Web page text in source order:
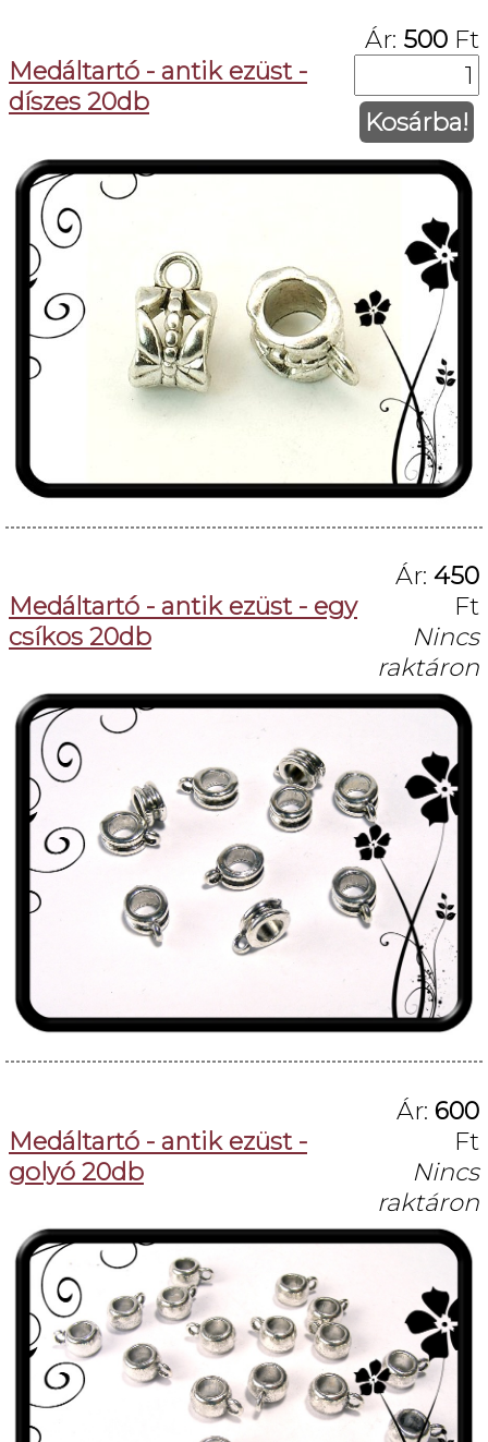
Medáltartó - antik ezüst -
díszes 20db
Ár: 500 Ft
Kosárba!
Medáltartó - antik ezüst - egy
csíkos 20db
Ár: 450
Ft
Nincs
raktáron
Medáltartó - antik ezüst -
golyó 20db
Ár: 600
Ft
Nincs
raktáron